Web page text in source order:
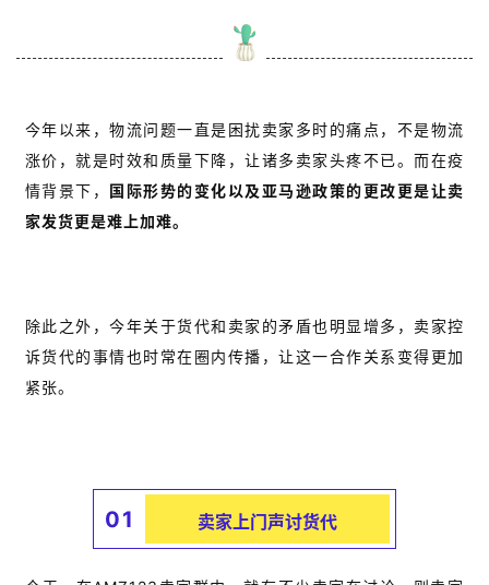
今年以来，物流问题一直是困扰卖家多时的痛点，不是物流
涨价，就是时效和质量下降，让诸多卖家头疼不已。而在疫
情背景下， 国际形势的变化以及亚马逊政策的更改更是让卖
家发货更是难上加难。
除此之外，今年关于货代和卖家的矛盾也明显增多，卖家控
诉货代的事情也时常在圈内传播，让这一合作关系变得更加
紧张。
01 卖家上门声讨货代